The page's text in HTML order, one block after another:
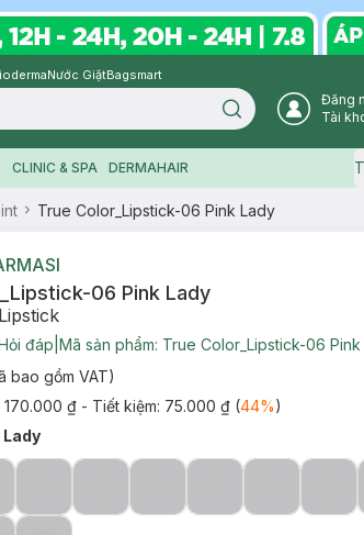
Nước GiặtBagsmart
Search icon
Đăng
Tài
CLINIC & SPA DERMAHAIR
True Color_Lipstick-06 Pink Lady
06 Pink Lady
đáp Mã sản phẩm: True Color_Lipstick-06
bao gồm VAT)
170.000 ₫ - Tiết kiệm: 75.000 ₫(44%)